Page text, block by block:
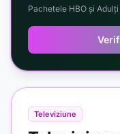
Televiziune
Pachetele HBO și